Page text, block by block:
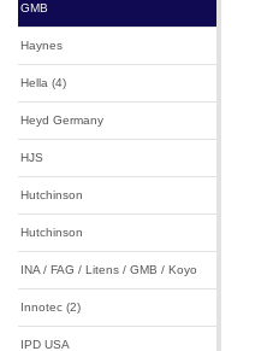
GMB
Haynes
Hella (4)
Heyd Germany
HJS
Hutchinson
Hutchinson
INA / FAG / Litens / GMB / Koyo
Innotec (2)
IPD USA